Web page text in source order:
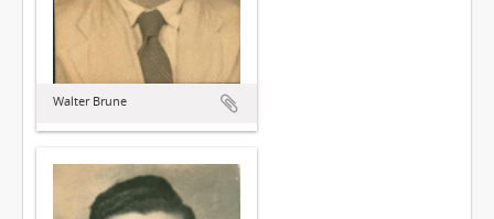
Walter Brune